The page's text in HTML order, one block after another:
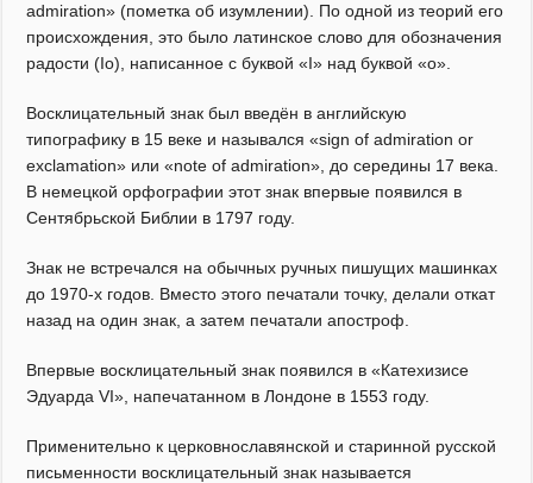
admiration» (пометка об изумлении). По одной из теорий его
происхождения, это было латинское слово для обозначения
радости (Io), написанное с буквой «I» над буквой «o».
Восклицательный знак был введён в английскую
типографику в 15 веке и назывался «sign of admiration or
exclamation» или «note of admiration», до середины 17 века.
В немецкой орфографии этот знак впервые появился в
Сентябрьской Библии в 1797 году.
Знак не встречался на обычных ручных пишущих машинках
до 1970-х годов. Вместо этого печатали точку, делали откат
назад на один знак, а затем печатали апостроф.
Впервые восклицательный знак появился в «Катехизисе
Эдуарда VI», напечатанном в Лондоне в 1553 году.
Применительно к церковнославянской и старинной русской
письменности восклицательный знак называется